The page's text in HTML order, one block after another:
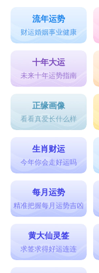
流年运势
财运婚姻事业健康
十年大运
未来十年运势指南
正缘画像
看看真爱长什么样
生肖财运
今年你会走好运吗
每月运势
精准把握每月运势吉凶
黄大仙灵签
求签求得好运连连